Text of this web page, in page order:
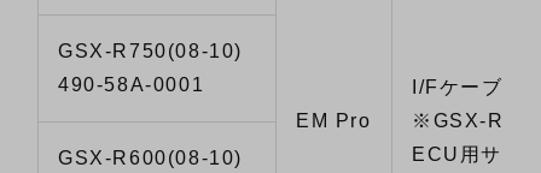
EM Pro
I/Fケーブル
※GSX-
ECU用サブ
GSX-R750(08-10)
490-58A-0001
GSX-R600(08-10)